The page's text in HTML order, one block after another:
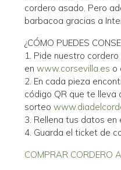
cordero asado. Pero
barbacoa gracias a
¿CÓMO PUEDES
1. Pide nuestro
enwww.corsevilla.es o
2. En cada pieza
código QR que te lleva
sorteo
3. Rellena tus datos en
4. Guarda el ticket de
COMPRAR CORDERO